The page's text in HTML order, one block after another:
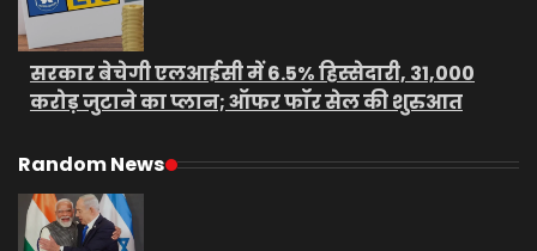
सरकार बेचेगी एलआईसी में 6.5% हिस्सेदारी, 31,000
करोड़ जुटाने का प्लान; ऑफर फॉर सेल की शुरुआत
Random News